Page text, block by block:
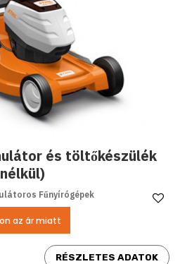
és töltőkészülék
nélkül)
Fűnyírógépek
az ár miatt
RÉSZLETES ADATOK